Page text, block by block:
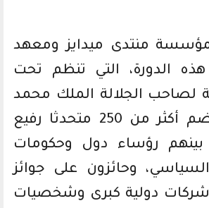
منتدى ميدايز ومعهد
الدورة، التي تنظم تحت
لصاحب الجلالة الملك محمد
السادس، ستضم أكثر من 250 متحدثا رفيع
رؤساء دول وحكومات
وحائزون على جوائز
شركات دولية كبرى وشخصيات